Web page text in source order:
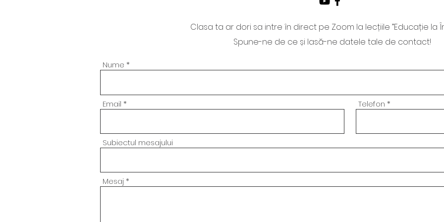
Nume
Email Telefon
Subiectul mesajului
Mesaj
Clasa ta ar dori sa intre în direct pe Zoom la lecțiile ”Educație la
Spune-ne de ce și lasă-ne datele tale de contact!